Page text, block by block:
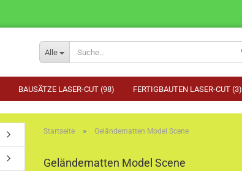
Alle
BAUSÄTZE LASER-CUT (98) FERTIGBAUTEN LASER-CUT (3)
Startseite » Geländematten Model Scene
Geländematten Model Scene